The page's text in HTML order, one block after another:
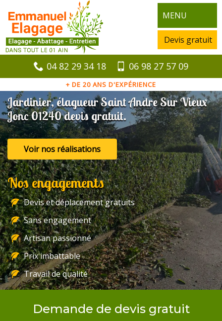
MENU
Devis gratuit
04 82 29 34 18 06 98 27 57 09
+ DE 20 ANS D'EXPÉRIENCE
Jardinier, élagueur Saint Andre Sur Vieux
Jonc 01240 devis gratuit.
Voir nos réalisations
Nos engagements
Devis et déplacement gratuits
Sans engagement
Artisan passionné
Prix imbattable
Travail de qualité
Demande de devis gratuit